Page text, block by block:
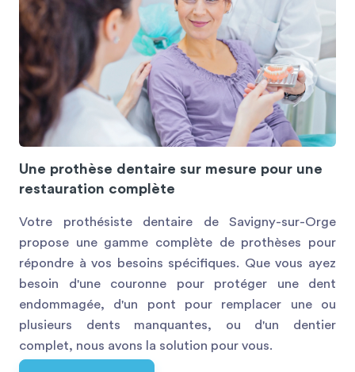
Une prothèse dentaire sur mesure pour une
restauration complète
Votre prothésiste dentaire de Savigny-sur-Orge
propose une gamme complète de prothèses pour
répondre à vos besoins spécifiques. Que vous ayez
besoin d'une couronne pour protéger une dent
endommagée, d'un pont pour remplacer une ou
plusieurs dents manquantes, ou d'un dentier
complet, nous avons la solution pour vous.